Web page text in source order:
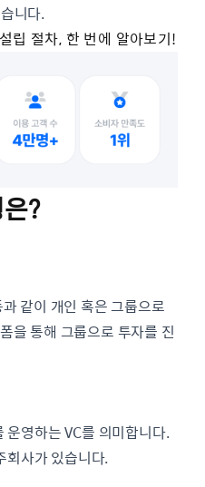
니다.
립 절차, 한 번에 알아보기!
?
같이 개인 혹은 그룹으로
을 통해 그룹으로 투자를 진
운영하는 VC를 의미합니다.
회사가 있습니다.